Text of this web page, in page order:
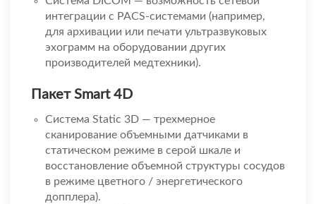
интеграции с PACS-системами (например,
для архивации или печати ультразвуковых
эхограмм на оборудовании других
производителей медтехники).
Пакет Smart 4D
Система Static 3D — трехмерное
сканирование объемными датчиками в
статическом режиме в серой шкале и
восстановление объемной структуры сосудов
в режиме цветного / энергетического
допплера).